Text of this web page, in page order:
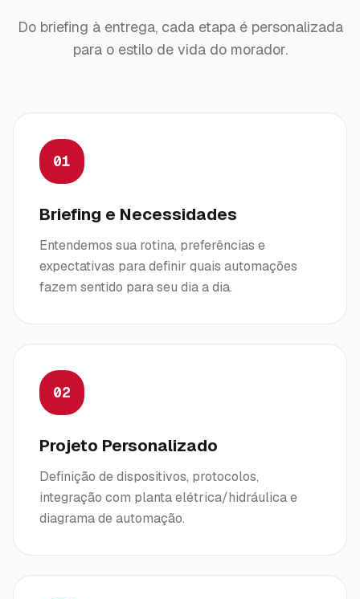
Do briefing à entrega, cada etapa é personalizada
para o estilo de vida do morador.
01
Briefing e Necessidades
Entendemos sua rotina, preferências e
expectativas para definir quais automações
fazem sentido para seu dia a dia.
02
Projeto Personalizado
Definição de dispositivos, protocolos,
integração com planta elétrica/hidráulica e
diagrama de automação.